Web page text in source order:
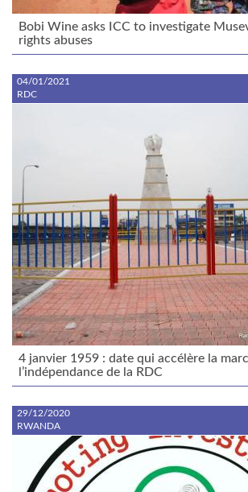
Bobi Wine asks ICC to investigate
rights abuses
04/01/2021
RDC
4 janvier 1959 : date qui accélère la
l’indépendance de la RDC
29/12/2020
RWANDA